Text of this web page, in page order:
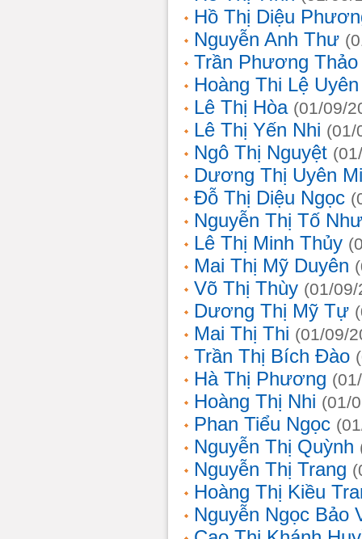
Hồ Thị Diệu
Nguyễn Anh Thư
Trần Phương Thảo
Hoàng Thi Lệ Uyên
Lê Thị Hòa (01/09/
Lê Thị Yến Nhi (01/
Ngô Thị Nguyệt
Dương Thị Uyên Mi
Đỗ Thị Diệu Ngọc
Nguyễn Thị Tố Như
Lê Thị Minh Thủy
Mai Thị Mỹ Duyên
Võ Thị Thùy (01/
Dương Thị Mỹ Tự
Mai Thị Thi (01/09/
Trần Thị Bích Đào
Hà Thị Phương
Hoàng Thị Nhi (01/
Phan Tiểu Ngọc
Nguyễn Thị Quỳnh
Nguyễn Thị Trang
Hoàng Thị Kiều
Nguyễn Ngọc Bảo